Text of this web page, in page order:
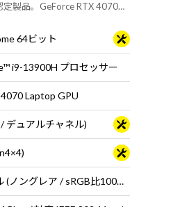
製品。GeForce RTX 4070
のカスタマイズが可能。
64ビット
i9-13900H プロセッサー
Laptop GPU
デュアルチャネル)
16型 液晶パネル (ノングレア / sRGB比100% / Dolby Vision対応)